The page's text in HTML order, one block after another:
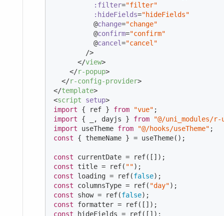
:filter="filter"
:hideFields="hideFields"
          @
change="change"
          @
confirm="confirm"
          @
cancel="cancel"
        />
</view>
</r-popup>
</r-config-provider>
</template>
<script setup>
import { ref } from "vue"
import { _, dayjs } from
"@/
import useTheme from "@/hooks/useTheme"
const { themeName } = useTheme();
const
const title = ref( ""
const loading = ref(false
const columnsType = ref( "day"
const show = ref(false
const
const